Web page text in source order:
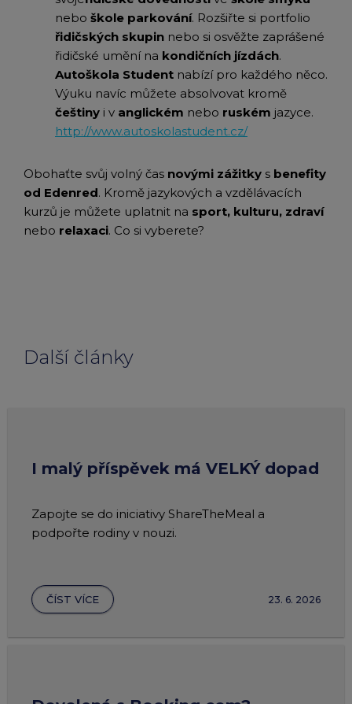
nebo škole parkování. Rozšiřte si portfolio
řidičských skupin nebo si osvěžte zaprášené
řidičské umění na kondičních jízdách.
Autoškola Student nabízí pro každého něco.
Výuku navíc můžete absolvovat kromě
češtiny i v anglickém nebo ruském jazyce.
http://www.autoskolastudent.cz/
Obohaťte svůj volný čas novými zážitky s benefity
od Edenred. Kromě jazykových a vzdělávacích
kurzů je můžete uplatnit na sport, kulturu, zdraví
nebo relaxaci. Co si vyberete?
Další články
I malý příspěvek má VELKÝ dopad
Zapojte se do iniciativy ShareTheMeal a
podpořte rodiny v nouzi.
ČÍST VÍCE 23. 6. 2026